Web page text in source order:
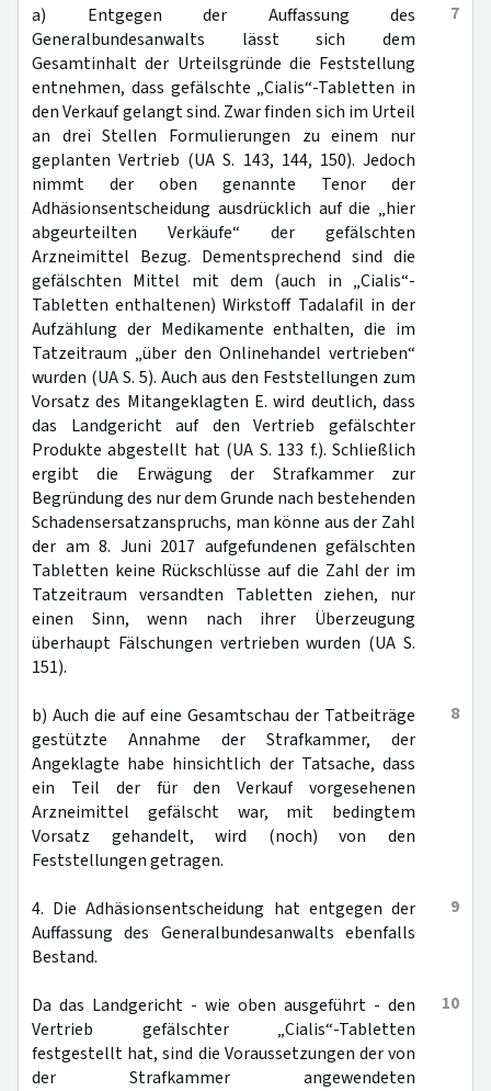
7
a) Entgegen der Auffassung des
Generalbundesanwalts lässt sich dem
Gesamtinhalt der Urteilsgründe die Feststellung
entnehmen, dass gefälschte „Cialis“-Tabletten in
den Verkauf gelangt sind. Zwar finden sich im Urteil
an drei Stellen Formulierungen zu einem nur
geplanten Vertrieb (UA S. 143, 144, 150). Jedoch
nimmt der oben genannte Tenor der
Adhäsionsentscheidung ausdrücklich auf die „hier
abgeurteilten Verkäufe“ der gefälschten
Arzneimittel Bezug. Dementsprechend sind die
gefälschten Mittel mit dem (auch in „Cialis“-
Tabletten enthaltenen) Wirkstoff Tadalafil in der
Aufzählung der Medikamente enthalten, die im
Tatzeitraum „über den Onlinehandel vertrieben“
wurden (UA S. 5). Auch aus den Feststellungen zum
Vorsatz des Mitangeklagten E. wird deutlich, dass
das Landgericht auf den Vertrieb gefälschter
Produkte abgestellt hat (UA S. 133 f.). Schließlich
ergibt die Erwägung der Strafkammer zur
Begründung des nur dem Grunde nach bestehenden
Schadensersatzanspruchs, man könne aus der Zahl
der am 8. Juni 2017 aufgefundenen gefälschten
Tabletten keine Rückschlüsse auf die Zahl der im
Tatzeitraum versandten Tabletten ziehen, nur
einen Sinn, wenn nach ihrer Überzeugung
überhaupt Fälschungen vertrieben wurden (UA S.
151).
8
b) Auch die auf eine Gesamtschau der Tatbeiträge
gestützte Annahme der Strafkammer, der
Angeklagte habe hinsichtlich der Tatsache, dass
ein Teil der für den Verkauf vorgesehenen
Arzneimittel gefälscht war, mit bedingtem
Vorsatz gehandelt, wird (noch) von den
Feststellungen getragen.
9
4. Die Adhäsionsentscheidung hat entgegen der
Auffassung des Generalbundesanwalts ebenfalls
Bestand.
10
Da das Landgericht - wie oben ausgeführt - den
Vertrieb gefälschter „Cialis“-Tabletten
festgestellt hat, sind die Voraussetzungen der von
der Strafkammer angewendeten